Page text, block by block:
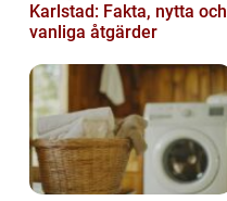
Karlstad: Fakta, nytta och
vanliga åtgärder